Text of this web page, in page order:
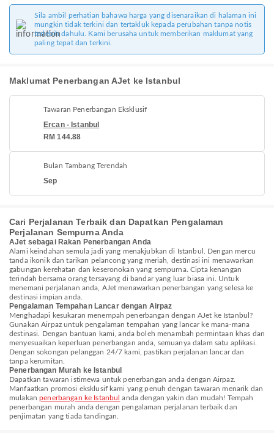
Sila ambil perhatian bahawa harga yang disenaraikan di halaman ini
mungkin tidak terkini dan tertakluk kepada perubahan tanpa notis
terlebih dahulu. Kami berusaha untuk memberikan maklumat yang
paling tepat dan terkini.
Maklumat Penerbangan AJet ke Istanbul
Tawaran Penerbangan Eksklusif
Ercan - Istanbul
RM 144.88
Bulan Tambang Terendah
Sep
Cari Perjalanan Terbaik dan Dapatkan Pengalaman
Perjalanan Sempurna Anda
AJet sebagai Rakan Penerbangan Anda
Alami keindahan semula jadi yang menakjubkan di Istanbul. Dengan mercu
tanda ikonik dan tarikan pelancong yang meriah, destinasi ini menawarkan
gabungan kerehatan dan keseronokan yang sempurna. Cipta kenangan
terindah bersama orang tersayang di bandar yang luar biasa ini. Untuk
menemani perjalanan anda, AJet menawarkan penerbangan yang selesa ke
destinasi impian anda.
Pengalaman Tempahan Lancar dengan Airpaz
Menghadapi kesukaran menempah penerbangan dengan AJet ke Istanbul?
Gunakan Airpaz untuk pengalaman tempahan yang lancar ke mana-mana
destinasi. Dengan bantuan kami, anda boleh menambah permintaan khas dan
menyesuaikan keperluan penerbangan anda, semuanya dalam satu aplikasi.
Dengan sokongan pelanggan 24/7 kami, pastikan perjalanan lancar dan
tanpa kerumitan.
Penerbangan Murah ke Istanbul
Dapatkan tawaran istimewa untuk penerbangan anda dengan Airpaz.
Manfaatkan promosi eksklusif kami yang penuh dengan tawaran menarik dan
mulakanpenerbangan ke Istanbul anda dengan yakin dan mudah! Tempah
penerbangan murah anda dengan pengalaman perjalanan terbaik dan
penjimatan yang tiada tandingan.